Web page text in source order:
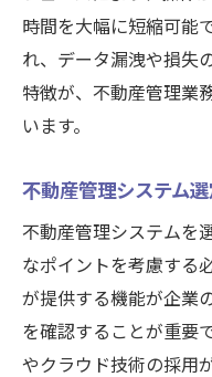
テム
クラウド利
ル
システムの選び方
安全なシス
ント
時間を大幅に短縮可能
れ、データ漏洩や損失
特徴が、不動産管理業
います。
不動産管理システム
不動産管理システムを
なポイントを考慮する
が提供する機能が企業
を確認することが重要
やクラウド技術の採用